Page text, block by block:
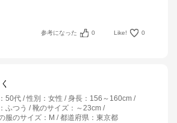
参考になった 0 Like! 0
： 50代 性別 ： 女性 身長 ： 156～160cm
： ふつう 靴のサイズ ： ～23cm
服のサイズ ： M 都道府県 ： 東京都